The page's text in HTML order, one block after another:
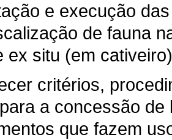
e execução
de fauna
ex situ (em
critérios,
a concessão
que fazem